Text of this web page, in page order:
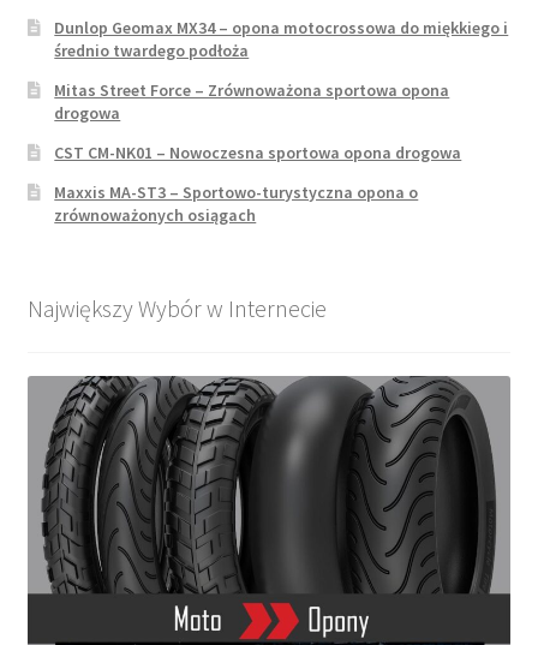
Dunlop Geomax MX34 – opona motocrossowa do miękkiego i
średnio twardego podłoża
Mitas Street Force – Zrównoważona sportowa opona
drogowa
CST CM-NK01 – Nowoczesna sportowa opona drogowa
Maxxis MA-ST3 – Sportowo-turystyczna opona o
zrównoważonych osiągach
Największy Wybór w Internecie